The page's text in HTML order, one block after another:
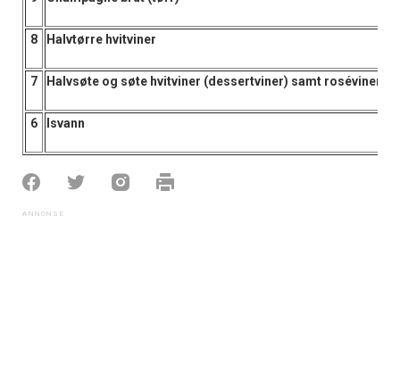
8 Halvtørre hvitviner
7 Halvsøte og søte hvitviner (dessertviner) samt roséviner
6 Isvann